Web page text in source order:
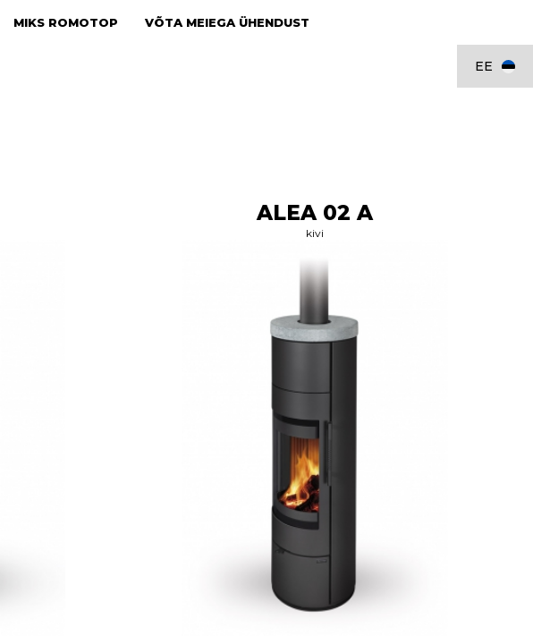
MIKS ROMOTOP VÕTA MEIEGA ÜHENDUST
EE
ALEA 02 A
kivi